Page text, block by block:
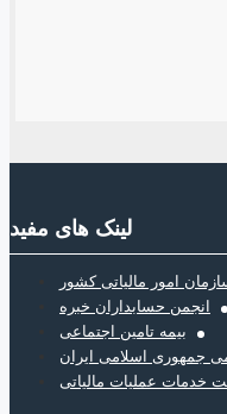
لینک های مفید
امور مالیاتی کشور
انجمن حسابداران خبره
بیمه تامین اجتماعی
جمهوری اسلامی ایران
خدمات عملیات مالیاتی